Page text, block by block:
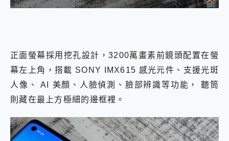
正面螢幕採用挖孔設計，3200萬畫素前鏡頭配置在螢
幕左上角，搭載 SONY IMX615 感光元件、支援光斑
人像、 AI 美顏、人臉偵測、臉部辨識等功能， 聽筒
則藏在最上方極細的邊框裡。